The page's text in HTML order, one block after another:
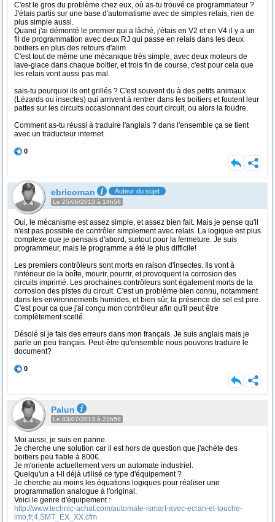
C'est le gros du problème chez eux, où as-tu trouvé ce programmateur ?
J'étais partis sur une base d'automatisme avec de simples relais, rien de
plus simple aussi.
Quand j'ai démonté le premier qui a lâché, j'étais en V2 et en V4 il y a un
fil de programmation avec deux RJ qui passe en relais dans les deux
boitiers en plus des retours d'alim.
C'est tout de même une mécanique très simple, avec deux moteurs de
lave-glace dans chaque boitier, et trois fin de course, c'est pour cela que
les relais vont aussi pas mal.
sais-tu pourquoi ils ont grillés ? C'est souvent du à des petits animaux
(Lézards ou insectes) qui arrivent à rentrer dans les boitiers et foutent leur
pattes sur les circuits occasionnant des court circuit, ou alors la foudre.
Comment as-tu réussi à traduire l'anglais ? dans l'ensemble ça se tient
avec un traducteur internet.
0
ebricoman Auteur du sujet
Le 25/06/2013 à 14h58
Oui, le mécanisme est assez simple, et assez bien fait. Mais je pense qu'il
n'est pas possible de contrôler simplement avec relais. La logique est plus
complexe que je pensais d'abord, surtout pour la fermeture. Je suis
programmeur, mais le programme a été le plus difficile!
Les premiers contrôleurs sont morts en raison d'insectes. Ils vont à
l'intérieur de la boîte, mourir, pourrir, et provoquent la corrosion des
circuits imprimé. Les prochaines contrôleurs sont également morts de la
corrosion des pistes du circuit. C'est un problème bien connu, notamment
dans les environnements humides, et bien sûr, la présence de sel est pire.
C'est pour ca que j'ai conçu mon contrôleur afin qu'il peut être
complètement scellé.
Désolé si je fais des erreurs dans mon français. Je suis anglais mais je
parle un peu français. Peut-être qu'ensemble nous pouvons traduire le
document?
0
Palun
Le 03/07/2013 à 21h59
Moi aussi, je suis en panne.
Je cherche une solution car il est hors de question que j'achète des
boitiers peu fiable à 800€.
Je m'oriente actuellement vers un automate industriel.
Quelqu'un a t-il déjà utilisé ce type d'équipement ?
Je cherche au moins les équations logiques pour réaliser une
programmation analogue à l'original.
Voici le genre d'équipement :
http://www.technic-achat.com/automate-ismart-avec-ecran-et-touche-
imo,fr,4,SMT_EX_XX.cfm